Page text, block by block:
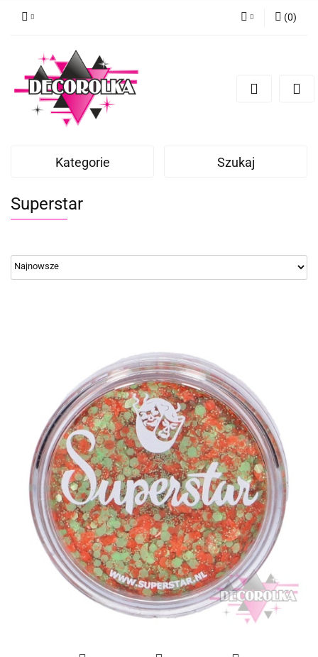
Dodaj zgłoszenie
(0)
Kategorie Szukaj
Superstar